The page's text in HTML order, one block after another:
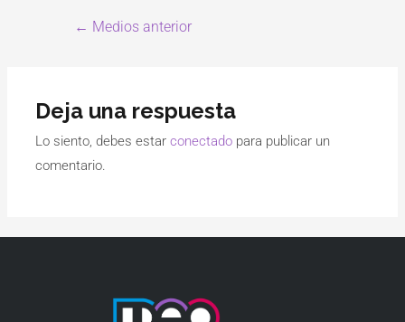
← Medios anterior
Deja una respuesta
Lo siento, debes estarconectado para publicar un
comentario.